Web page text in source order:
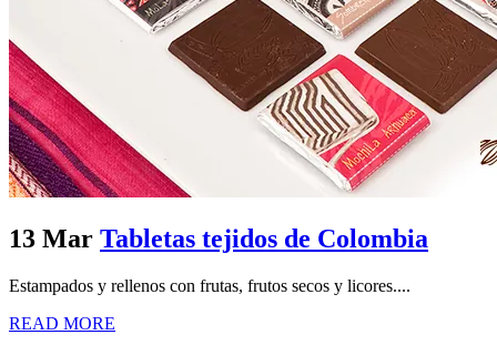
13 Mar Tabletas tejidos de Colombia
Estampados y rellenos con frutas, frutos secos y licores....
READ MORE